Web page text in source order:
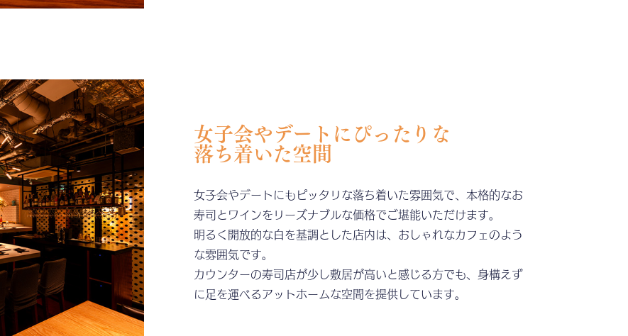
女子会やデートにぴったりな
落ち着いた空間
女子会やデートにもピッタリな落ち着いた雰囲気で、本格的なお
寿司とワインをリーズナブルな価格でご堪能いただけます。
明るく開放的な白を基調とした店内は、おしゃれなカフェのよう
な雰囲気です。
カウンターの寿司店が少し敷居が高いと感じる方でも、身構えず
に足を運べるアットホームな空間を提供しています。